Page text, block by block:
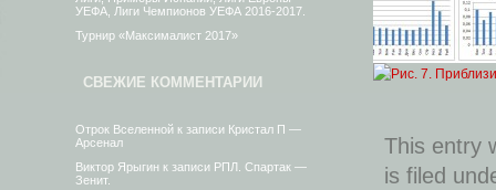
УЕФА, Лиги Чемпионов УЕФА 2016-2017.
Турнир «Максималист 2017»
СВЕЖИЕ КОММЕНТАРИИ
Отрок Вселенной к записи Кристал П —
Арсенал
Виктор Ярыгин к записи РПЛ. Спартак —
Зенит.
This entry
is filed